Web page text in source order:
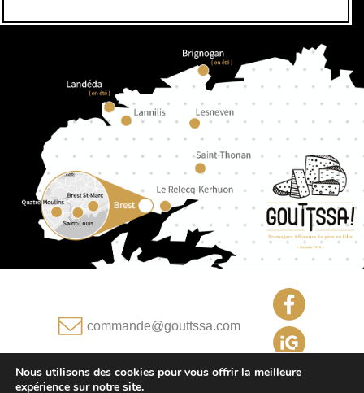
commande@gouttssa.com
Nous utilisons des cookies pour vous offrir la meilleure
expérience sur notre site.